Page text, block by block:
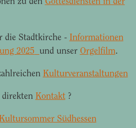
die Stadtkirche - Informationen
2025 und unser Orgelfilm.
Kulturveranstaltungen
direkten Kontakt?
Kultursommer Südhessen